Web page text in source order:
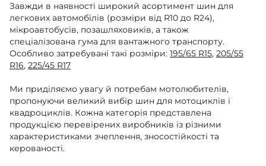
Завжди в наявності широкий асортимент шин для
легкових автомобілів (розміри від R10 до R24),
мікроавтобусів, позашляховиків, а також
спеціалізована гума для вантажного транспорту.
Особливо затребувані такі розміри: 195/65 R15, 205/55
R16, 225/45 R17
Ми приділяємо увагу й потребам мотолюбителів,
пропонуючи великий вибір шин для мотоциклів і
квадроциклів. Кожна категорія представлена
продукцією перевірених виробників із різними
характеристиками зчеплення, зносостійкості та
керованості.